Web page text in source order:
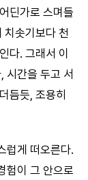
딘가로 스며들
치솟기보다 천
다. 그래서 이
시간을 두고 서
듬듯, 조용히
럽게 떠오른다.
험이 그 안으로